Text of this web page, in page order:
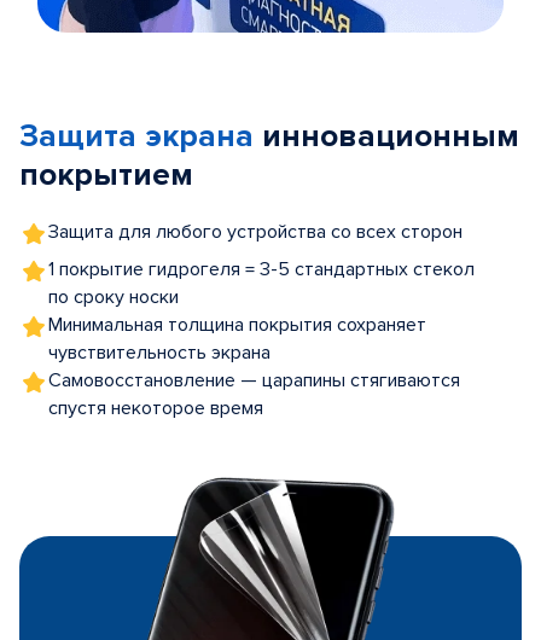
5
Защита экрана инновационным
покрытием
Защита для любого устройства со всех сторон
1 покрытие гидрогеля = 3-5 стандартных стекол
по сроку носки
Минимальная толщина покрытия сохраняет
чувствительность экрана
Самовосстановление — царапины стягиваются
спустя некоторое время